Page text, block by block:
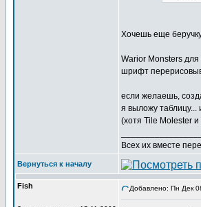
Хочешь еще
Warior Monsters для
шрифт
если желаешь,
я выложу таблицу...
(хотя Tile Molester и
Всех их вместе
Вернуться к началу
Fish Добавлено: Пн Дек